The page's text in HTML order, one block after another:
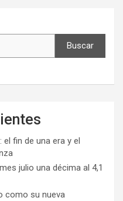
Buscar
fin de una era y el
julio una décima al 4,1
como su nueva